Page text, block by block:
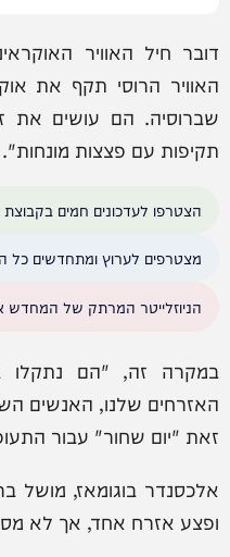
דובר חיל האוויר
האוויר הרוסי תקף את
שברוסיה. הם עושים את
תקיפות עם פצצות מונחות".
הצטרפו לעדכונים חמים
מצטרפים לערוץ ומתחדשים כל
הניוזלייטר המרתק של המחדש
במקרה זה, "הם נתקלו
האזרחים שלנו, האנשים
זאת "יום שחור" עבור
אלכסנדר בוגומאז, מושל
ופצע אזרח אחד, אך לא